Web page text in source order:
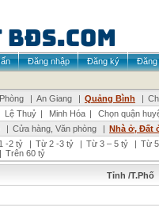
Đăng nhập Đăng ký
Đăng
| An Giang | Quảng Bình |
Lệ Thuỷ | Minh Hóa |
Chọn quận
| Cửa hàng, Văn phòng | Nhà ở, Đất
-2 tỷ | Từ 2 -3 tỷ | Từ 3 – 5 tỷ | Từ
| Trên 60 tỷ
Tỉnh /T.Phố